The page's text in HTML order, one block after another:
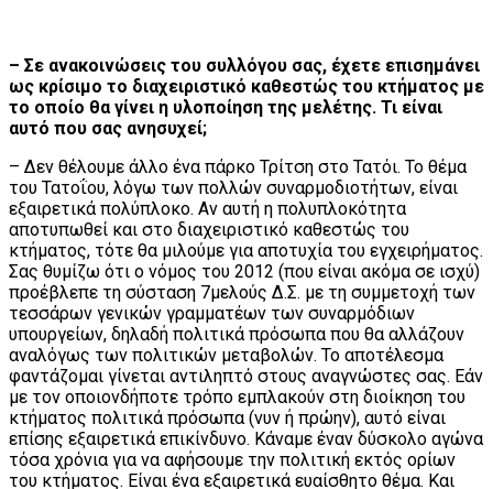
– Σε ανακοινώσεις του συλλόγου σας, έχετε επισημάνει
ως κρίσιμο το διαχειριστικό καθεστώς του κτήματος με
το οποίο θα γίνει η υλοποίηση της μελέτης. Τι είναι
αυτό που σας ανησυχεί;
– Δεν θέλουμε άλλο ένα πάρκο Τρίτση στο Τατόι. Το θέμα
του Τατοΐου, λόγω των πολλών συναρμοδιοτήτων, είναι
εξαιρετικά πολύπλοκο. Αν αυτή η πολυπλοκότητα
αποτυπωθεί και στο διαχειριστικό καθεστώς του
κτήματος, τότε θα μιλούμε για αποτυχία του εγχειρήματος.
Σας θυμίζω ότι ο νόμος του 2012 (που είναι ακόμα σε ισχύ)
προέβλεπε τη σύσταση 7μελούς Δ.Σ. με τη συμμετοχή των
τεσσάρων γενικών γραμματέων των συναρμόδιων
υπουργείων, δηλαδή πολιτικά πρόσωπα που θα αλλάζουν
αναλόγως των πολιτικών μεταβολών. Το αποτέλεσμα
φαντάζομαι γίνεται αντιληπτό στους αναγνώστες σας. Εάν
με τον οποιονδήποτε τρόπο εμπλακούν στη διοίκηση του
κτήματος πολιτικά πρόσωπα (νυν ή πρώην), αυτό είναι
επίσης εξαιρετικά επικίνδυνο. Κάναμε έναν δύσκολο αγώνα
τόσα χρόνια για να αφήσουμε την πολιτική εκτός ορίων
του κτήματος. Είναι ένα εξαιρετικά ευαίσθητο θέμα. Και